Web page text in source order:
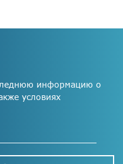
информацию о
условиях